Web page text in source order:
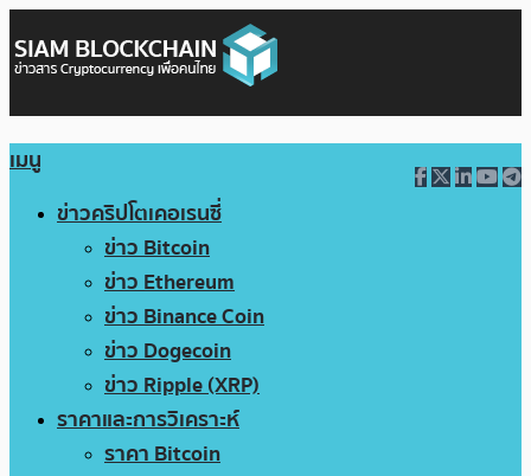
เมนู
ข่าวคริปโตเคอเรนซี่
ข่าว Bitcoin
ข่าว Ethereum
ข่าว Binance Coin
ข่าว Dogecoin
ข่าว Ripple (XRP)
ราคาและการวิเคราะห์
ราคา Bitcoin